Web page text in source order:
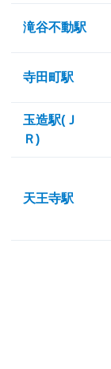
滝谷不動駅
寺田町駅
玉造駅(Ｊ
Ｒ)
天王寺駅